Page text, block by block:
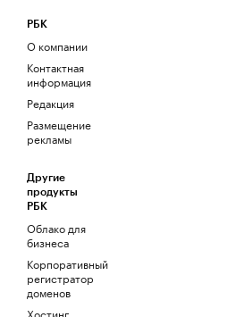
РБК
О компании
Контактная
информация
Редакция
Размещение
рекламы
Другие
продукты
РБК
Облако для
бизнеса
Корпоративный
регистратор
доменов
Хостинг